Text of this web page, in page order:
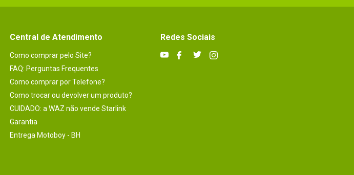
Central de Atendimento
Como comprar pelo Site?
FAQ: Perguntas Frequentes
Como comprar por Telefone?
Como trocar ou devolver um produto?
CUIDADO: a WAZ não vende Starlink
Garantia
Entrega Motoboy - BH
Redes Sociais